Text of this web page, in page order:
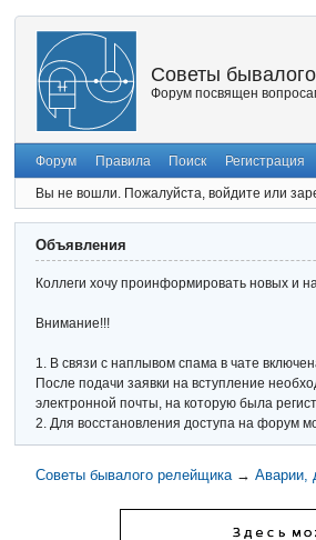
Советы
Форум посвящен
Форум Правила Поиск Регистрация
Вы не вошли. Пожалуйста, войдите или
Объявления
Коллеги хочу проинформировать новых и
Внимание!!!
1. В связи с наплывом спама в чате
После подачи заявки на вступление
электронной почты, на которую была
2. Для восстановления доступа на форум
Советы бывалого релейщика → Аварии,